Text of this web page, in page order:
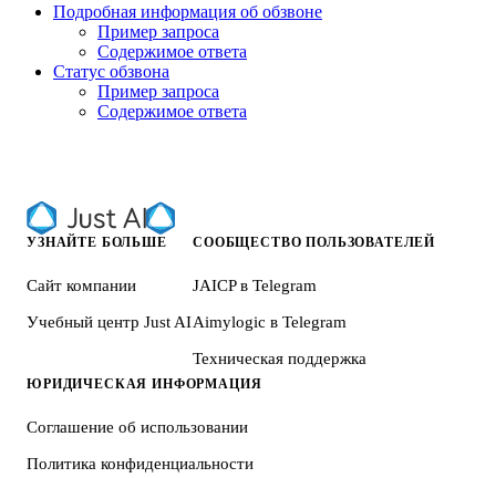
Подробная информация об обзвоне
Пример запроса
Содержимое ответа
Статус обзвона
Пример запроса
Содержимое ответа
УЗНАЙТЕ БОЛЬШЕ
Сайт компании
Учебный центр Just AI
СООБЩЕСТВО ПОЛЬЗОВАТЕЛЕЙ
JAICP в Telegram
Aimylogic в Telegram
Техническая поддержка
ЮРИДИЧЕСКАЯ ИНФОРМАЦИЯ
Соглашение об использовании
Политика конфиденциальности